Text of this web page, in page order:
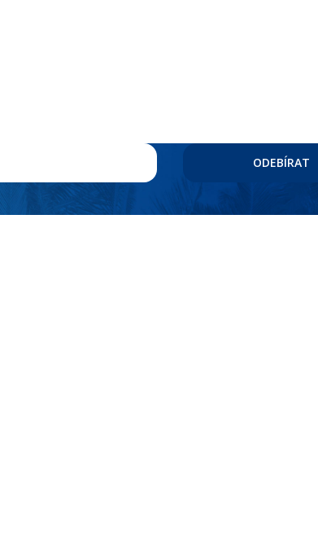
ODEBÍRAT